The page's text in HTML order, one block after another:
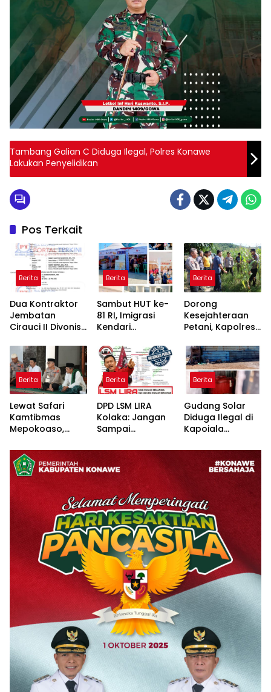
Tambang Galian C Diduga Ilegal, Polres Konawe
Lakukan Penyelidikan
Pos Terkait
Berita
​Dua Kontraktor
Jembatan
Cirauci II Divonis
Peran Eks Kadis
SDA Sultra
Dipertanyakan
Berita
Sambut HUT ke-
81 RI, Imigrasi
Kendari
Bareng Pemkab
Konawe dan BPR
Bahteramas
Adakan Baksos
Berita
Dorong
Kesejahteraan
Petani, Kapolres
Langsung ke
Lahan Jagung
Desa Walay
Berita
Lewat Safari
Kamtibmas
Mepokoaso,
Serap Aspirasi
Masyarakat
Padangguni
Berita
DPD LSM LIRA
Kolaka: Jangan
Sampai
Publik Dibalas
Laporan,
Sementara
Substansi
Hukumnya Tidak
Pernah
Dijelaskan
Secara Terbuka
Berita
Gudang Solar
Diduga Ilegal di
Kapoiala
Dilaporkan ke
Lembaga Hukum